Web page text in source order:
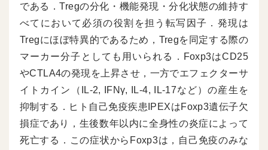
である．Tregの分化・機能発現・分化状態の維持す
べてにおいて必須の役割を担う転写因子．発現は
Tregにほぼ特異的であるため，Tregを同定する際の
マーカー分子としても用いられる．Foxp3はCD25
やCTLA4の発現を上昇させ，一方でエフェクターサ
イトカイン（IL-2, IFNγ, IL-4, IL-17など）の産生を
抑制する．ヒト自己免疫疾患IPEXはFoxp3遺伝子欠
損症であり，生後数年以内に全身性の炎症によって
死亡する．この症状からFoxp3は，自己免疫のみな